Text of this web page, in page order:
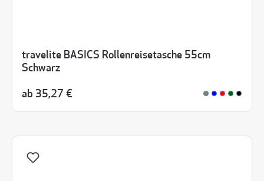
travelite BASICS Rollenreisetasche 55cm
Schwarz
ab 35,27 €